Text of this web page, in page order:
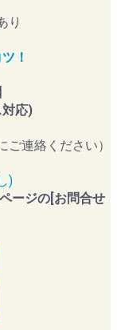
り
！
応)
連絡ください）
)
ージの[お問合せ